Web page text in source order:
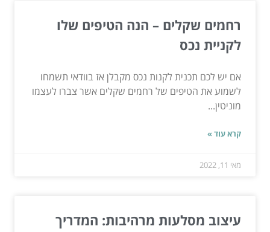
רחמים שקלים – הנה הטיפים שלו
לקניית נכס
אם יש לכם תכנית לקנות נכס מקבלן אז בוודאי תשמחו
לשמוע את הטיפים של רחמים שקלים אשר צברו לעצמו
מוניטין...
קרא עוד »
מאי 11, 2022
עיצוב מסלעות מרהיבות: המדריך